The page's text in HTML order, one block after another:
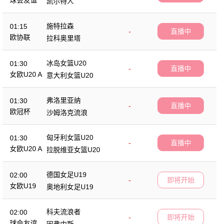
01:15
欧协联
施特拉森
-
拉科奥里塔
直播中
01:30
女欧U20 A
冰岛女篮U20
-
意大利女篮U20
直播中
01:30
欧冠杯
弗洛里亚纳
-
沙姆洛克流浪
直播中
01:30
女欧U20 A
匈牙利女篮U20
-
拉脱维亚女篮U20
直播中
02:00
女欧U19
德国女足U19
-
奥地利女足U19
即将开始
02:00
科夫流浪者
-
即将开始